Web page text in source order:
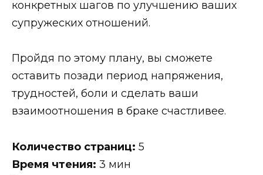
конкретных шагов по улучшению ваших
супружеских отношений.
Пройдя по этому плану, вы сможете
оставить позади период напряжения,
трудностей, боли и сделать ваши
взаимоотношения в браке счастливее.
Количество страниц: 5
Время чтения: 3 мин